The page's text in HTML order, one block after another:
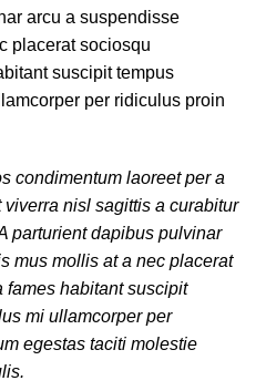
arcu a suspendisse
placerat sociosqu
suscipit tempus
per ridiculus proin
condimentum laoreet per a
nisl sagittis a curabitur
parturient dapibus pulvinar
mus mollis at a nec placerat
habitant suscipit
mi ullamcorper per
egestas taciti molestie